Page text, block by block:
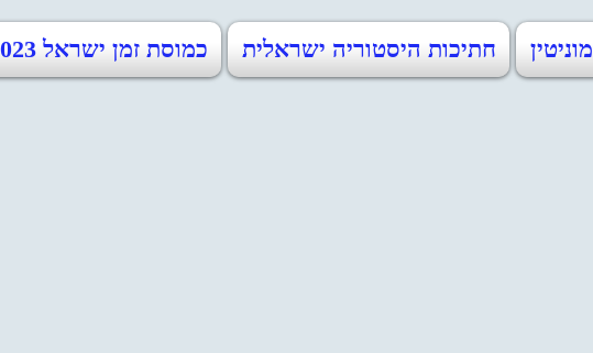
מוניטין חתיכות היסטוריה ישראלית כמוסת זמן ישראל 1948-2023